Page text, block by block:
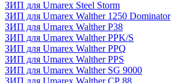
ЗИП для Umarex Steel Storm
ЗИП для Umarex Walther 1250 Dominator
ЗИП для Umarex Walther P38
ЗИП для Umarex Walther PPK/S
ЗИП для Umarex Walther PPQ
ЗИП для Umarex Walther PPS
ЗИП для Umarex Walther SG 9000
ЗИП для Umarex Walther СР 88